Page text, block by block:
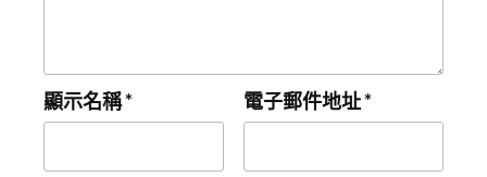
顯示名稱* 電子郵件地址*